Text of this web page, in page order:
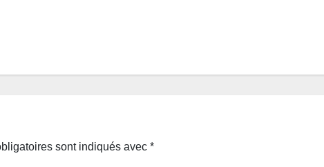
sont indiqués avec *